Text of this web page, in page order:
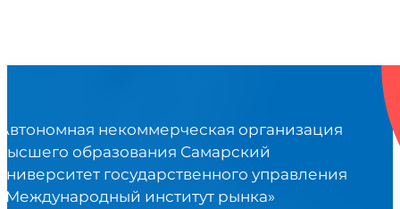
некоммерческая организация
образования Самарский
государственного управления
институт рынка»